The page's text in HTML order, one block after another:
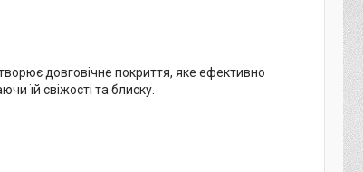
довговічне покриття, яке ефективно
їй свіжості та блиску.